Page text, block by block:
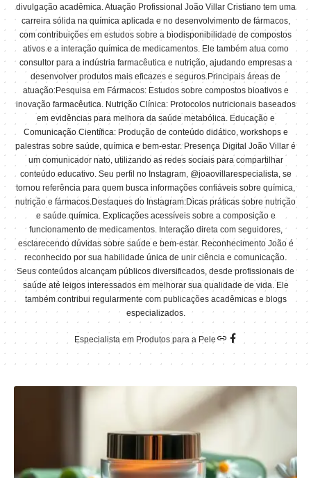
divulgação acadêmica. Atuação Profissional João Villar Cristiano tem uma
carreira sólida na química aplicada e no desenvolvimento de fármacos,
com contribuições em estudos sobre a biodisponibilidade de compostos
ativos e a interação química de medicamentos. Ele também atua como
consultor para a indústria farmacêutica e nutrição, ajudando empresas a
desenvolver produtos mais eficazes e seguros.Principais áreas de
atuação:Pesquisa em Fármacos: Estudos sobre compostos bioativos e
inovação farmacêutica. Nutrição Clínica: Protocolos nutricionais baseados
em evidências para melhora da saúde metabólica. Educação e
Comunicação Científica: Produção de conteúdo didático, workshops e
palestras sobre saúde, química e bem-estar. Presença Digital João Villar é
um comunicador nato, utilizando as redes sociais para compartilhar
conteúdo educativo. Seu perfil no Instagram, @joaovillarespecialista, se
tornou referência para quem busca informações confiáveis sobre química,
nutrição e fármacos.Destaques do Instagram:Dicas práticas sobre nutrição
e saúde química. Explicações acessíveis sobre a composição e
funcionamento de medicamentos. Interação direta com seguidores,
esclarecendo dúvidas sobre saúde e bem-estar. Reconhecimento João é
reconhecido por sua habilidade única de unir ciência e comunicação.
Seus conteúdos alcançam públicos diversificados, desde profissionais de
saúde até leigos interessados em melhorar sua qualidade de vida. Ele
também contribui regularmente com publicações acadêmicas e blogs
especializados.
Especialista em Produtos para a Pele